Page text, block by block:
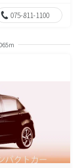
075-811-1100